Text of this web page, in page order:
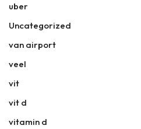
uber
Uncategorized
van airport
veel
vit
vit d
vitamin d